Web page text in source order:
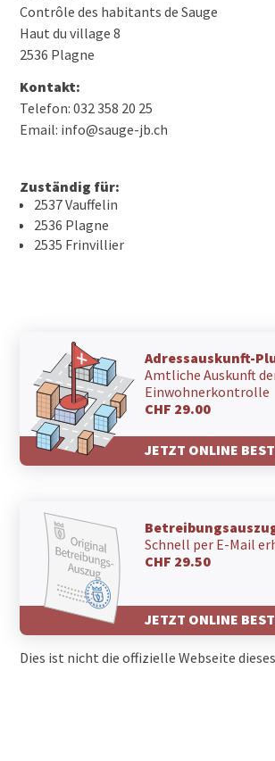
Contrôle des habitants de Sauge
Haut du village 8
2536 Plagne
Kontakt:
Telefon: 032 358 20 25
Email: info@sauge-jb.ch
Zuständig für:
2537 Vauffelin
2536 Plagne
2535 Frinvillier
Adressauskunft-
Amtliche Auskunft
Einwohnerkontrolle
CHF 29.00
JETZT ONLINE
Schnell per E-Mail
CHF 29.50
JETZT ONLINE
Dies ist nicht die offizielle Webseite